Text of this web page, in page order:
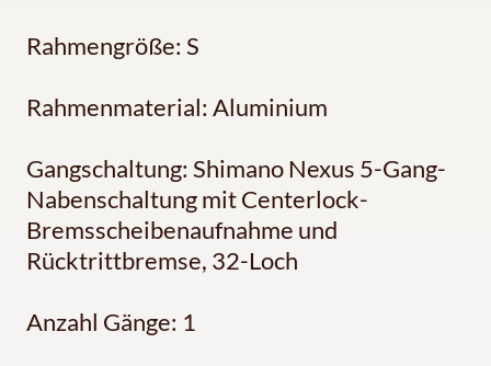
Rahmengröße: S
Rahmenmaterial: Aluminium
Gangschaltung: Shimano Nexus 5-Gang-
Nabenschaltung mit Centerlock-
Bremsscheibenaufnahme und
Rücktrittbremse, 32-Loch
Anzahl Gänge: 1